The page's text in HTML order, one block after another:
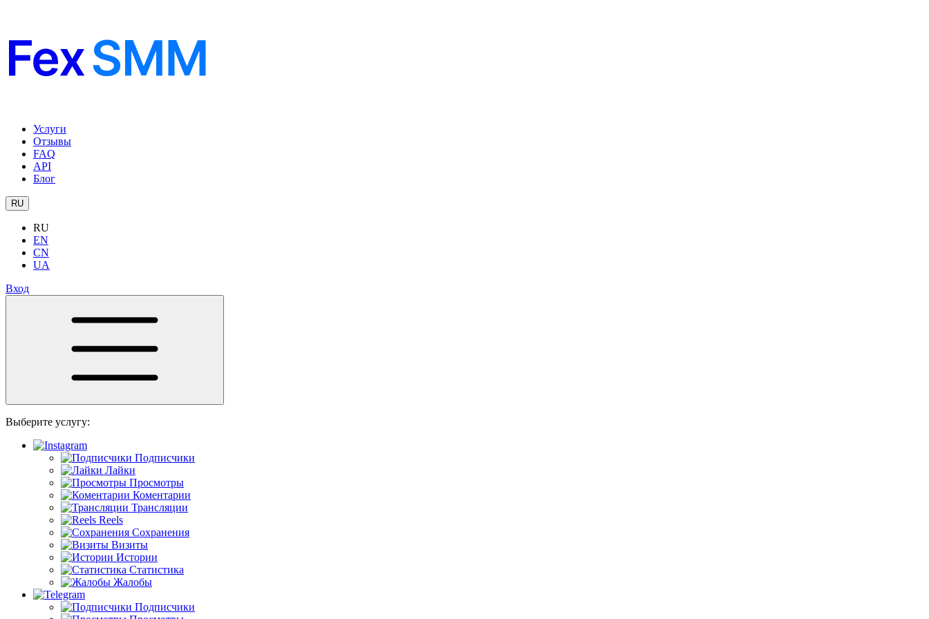
Услуги
Отзывы
FAQ
API
Блог
RU
RU
EN
CN
UA
Вход
Выберите услугу:
Подписчики
Лайки
Просмотры
Коментарии
Трансляции
Reels
Сохранения
Визиты
Истории
Статистика
Жалобы
Подписчики